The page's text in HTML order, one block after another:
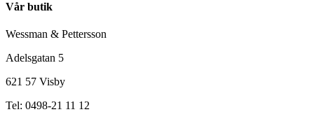
Vår butik
Wessman & Pettersson
Adelsgatan 5
621 57 Visby
Tel: 0498-21 11 12